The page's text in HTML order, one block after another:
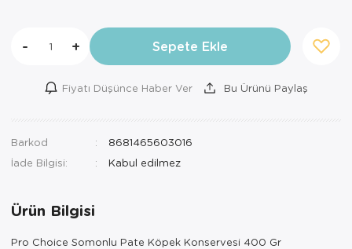
- + Sepete Ekle
Fiyatı Düşünce Haber Ver Bu Ürünü Paylaş
Barkod
8681465603016
İade Bilgisi:
Ürün Bilgisi
Pro Choice Somonlu Pate Köpek Konservesi 400 Gr